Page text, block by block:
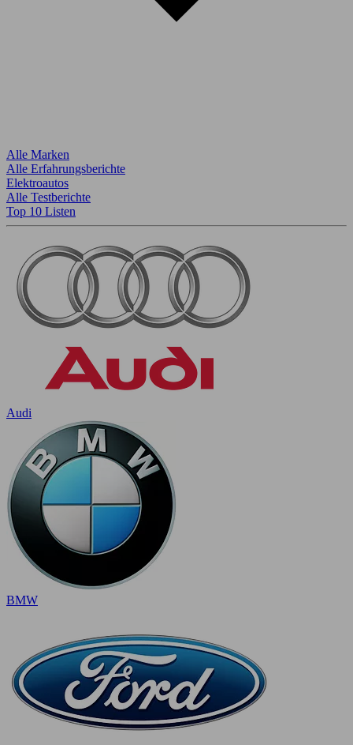
Alle Marken
Alle Erfahrungsberichte
Elektroautos
Alle Testberichte
Top 10 Listen
Audi
BMW